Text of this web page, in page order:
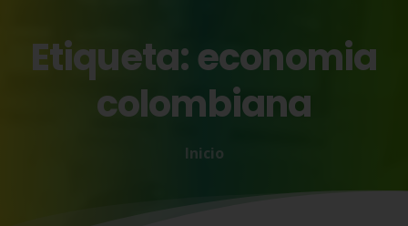
Etiqueta:economia
colombiana
Inicio